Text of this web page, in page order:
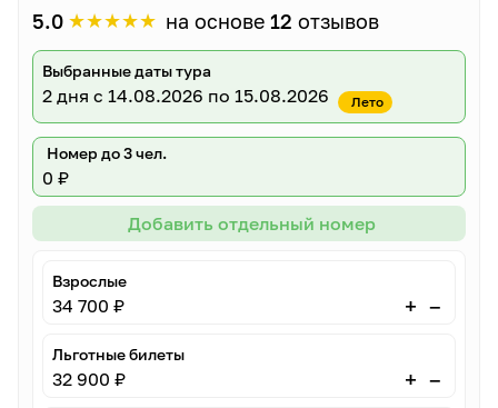
5.0 ★★★★★ на основе 12 отзывов
Выбранные даты тура
2 дня с 14.08.2026 по 15.08.2026 Лето
Номер до 3 чел.
0 ₽
Добавить отдельный номер
Взрослые
34 700 ₽ + –
Льготные билеты
32 900 ₽ + –